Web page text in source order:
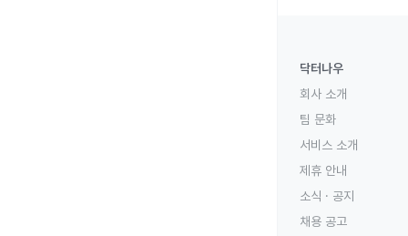
닥터나우
회사 소개
팀 문화
서비스 소개
제휴 안내
소식 · 공지
채용 공고